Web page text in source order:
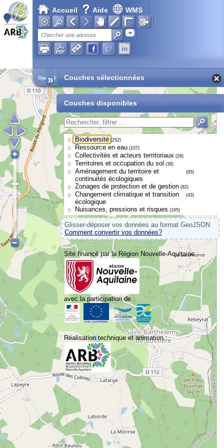
Accueil Aide WMS
Adresse
Open Street Map
» Couches sélectionnées
Couches disponibles
Biodiversité (252)
Ressource en eau (107)
Collectivités et acteurs territoriaux (26)
Territoires et occupation du sol (38)
Aménagement du territoire et
continuités écologiques
(95)
Zonages de protection et de gestion (82)
Changement climatique et transition
écologique
(43)
Nuisances, pressions et risques (165)
Glisser-déposer vos données au format GeoJSON
Comment convertir vos données?
Site financé par la Région Nouvelle-Aquitaine :
avec la participation de :
Réalisation technique et animation :